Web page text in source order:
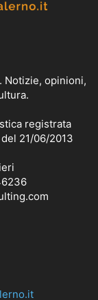
Notizie, opinioni,
registrata
21/06/2013